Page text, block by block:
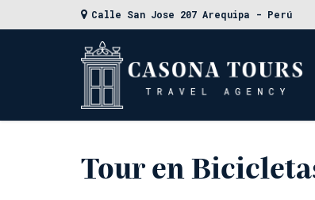
Calle San Jose 207 Arequipa - Perú
Tour en